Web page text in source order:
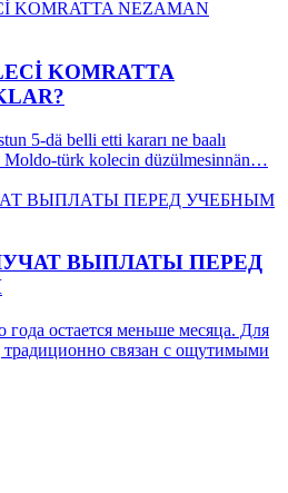
KOMRATTA
5-dä belli etti kararı ne baalı
Moldo-türk kolecin düzülmesinnän…
ВЫПЛАТЫ ПЕРЕД
года остается меньше месяца. Для
традиционно связан с ощутимыми